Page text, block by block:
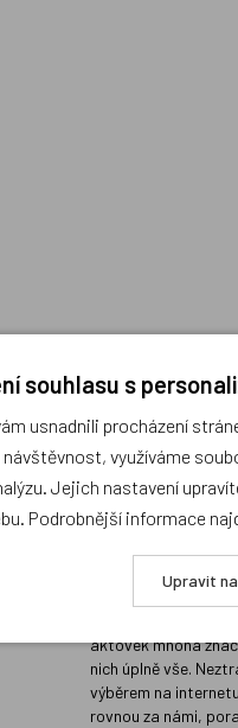
Prodejna s
výběrem
batohů v
odborným
poradenstvím
Na naší prodejně v
aktovek mnoha
nich úplně vše.
výběrem na
rovnou za námi,
souhlasu s
usnadnili procházení
návštěvnost, využíváme
Jejich nastavení
Podrobnější informace
Upravit